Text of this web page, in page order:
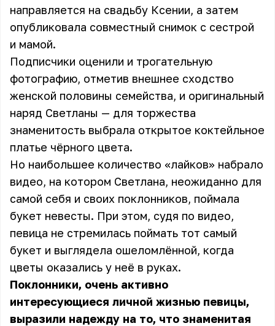
направляется на свадьбу Ксении, а затем
опубликовала совместный снимок с сестрой
и мамой.
Подписчики оценили и трогательную
фотографию, отметив внешнее сходство
женской половины семейства, и оригинальный
наряд Светланы — для торжества
знаменитость выбрала открытое коктейльное
платье чёрного цвета.
Но наибольшее количество «лайков» набрало
видео, на котором Светлана, неожиданно для
самой себя и своих поклонников, поймала
букет невесты. При этом, судя по видео,
певица не стремилась поймать тот самый
букет и выглядела ошеломлённой, когда
цветы оказались у неё в руках.
Поклонники, очень активно
интересующиеся личной жизнью певицы,
выразили надежду на то, что знаменитая